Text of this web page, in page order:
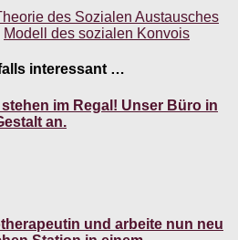
des Sozialen Austausches
Modell des sozialen Konvois
interessant …
im Regal! Unser Büro in
an.
und arbeite nun neu